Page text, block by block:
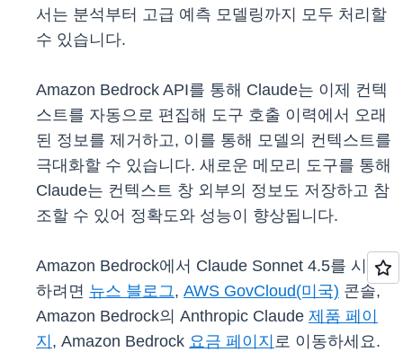
서는 분석부터 고급 예측 모델링까지 모두 처리할
수 있습니다.
Amazon Bedrock API를 통해 Claude는 이제 컨텍
스트를 자동으로 편집해 도구 호출 이력에서 오래
된 정보를 제거하고, 이를 통해 모델의 컨텍스트를
극대화할 수 있습니다. 새로운 메모리 도구를 통해
Claude는 컨텍스트 창 외부의 정보도 저장하고 참
조할 수 있어 정확도와 성능이 향상됩니다.
Amazon Bedrock에서 Claude Sonnet 4.5를 시작
하려면 뉴스 블로그, AWS GovCloud(미국) 콘솔,
Amazon Bedrock의 Anthropic Claude 제품 페이
지 , Amazon Bedrock 요금 페이지 로 이동하세요.